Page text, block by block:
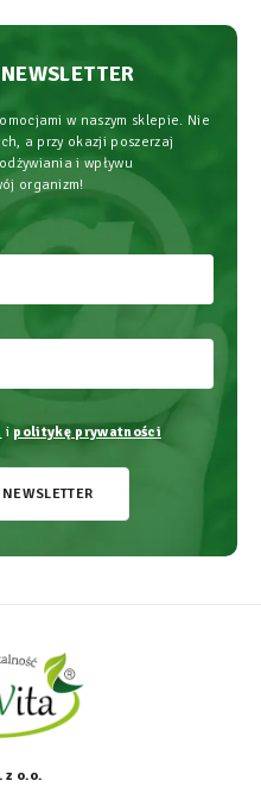
w naszym sklepie. Nie
a przy okazji poszerzaj
i wpływu
organizm!
i politykę prywatności
z o.o.